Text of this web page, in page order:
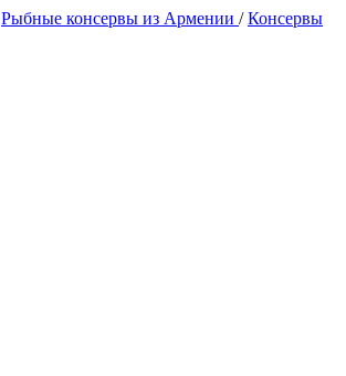
Рыбные консервы из Армении /Консервы